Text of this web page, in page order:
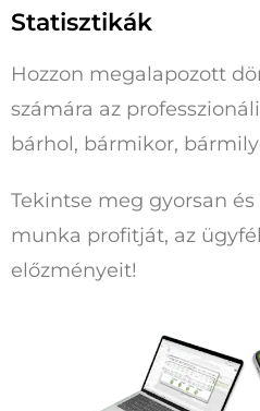
Statisztikák
Hozzon megalapozott
számára az
bárhol, bármikor,
Tekintse meg gyorsan
munka profitját, az
előzményeit!